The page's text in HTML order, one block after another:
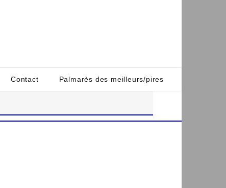
Contact Palmarès des meilleurs/pires